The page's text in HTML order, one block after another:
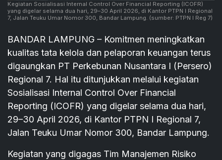
Kegiatan Sosialisasi Internal Control Over Financial Reporting (ICOFR)
yang digelar selama dua hari, 29–30 April 2026, di Kantor PTPN I Regional
7, Jalan Teuku Umar Nomor 300, Bandar Lampung. (sumber: PTPN I Reg 7)
BANDAR LAMPUNG – Komitmen meningkatkan
kualitas tata kelola dan pelaporan keuangan terus
digaungkan PT Perkebunan Nusantara I (Persero)
Regional 7. Hal itu ditunjukkan melalui kegiatan
Sosialisasi Internal Control Over Financial
Reporting (ICOFR) yang digelar selama dua hari,
29–30 April 2026, di Kantor PTPN I Regional 7,
Jalan Teuku Umar Nomor 300, Bandar Lampung.
Kegiatan yang digagas Tim Manajemen Risiko